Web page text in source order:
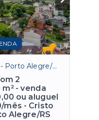
Alegre/RS
2
- venda
ou aluguel
mês - Cristo
Alegre/RS